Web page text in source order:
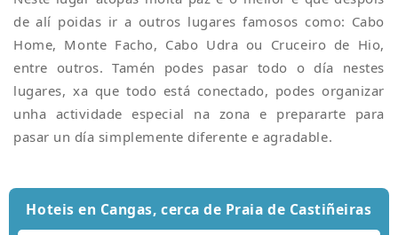
de alí poidas ir a outros lugares famosos como: Cabo
Home, Monte Facho, Cabo Udra ou Cruceiro de Hio,
entre outros. Tamén podes pasar todo o día nestes
lugares, xa que todo está conectado, podes organizar
unha actividade especial na zona e prepararte para
pasar un día simplemente diferente e agradable.
Hoteis en Cangas, cerca de Praia de Castiñeiras